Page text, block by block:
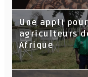
Une appli
agriculteurs
Afrique